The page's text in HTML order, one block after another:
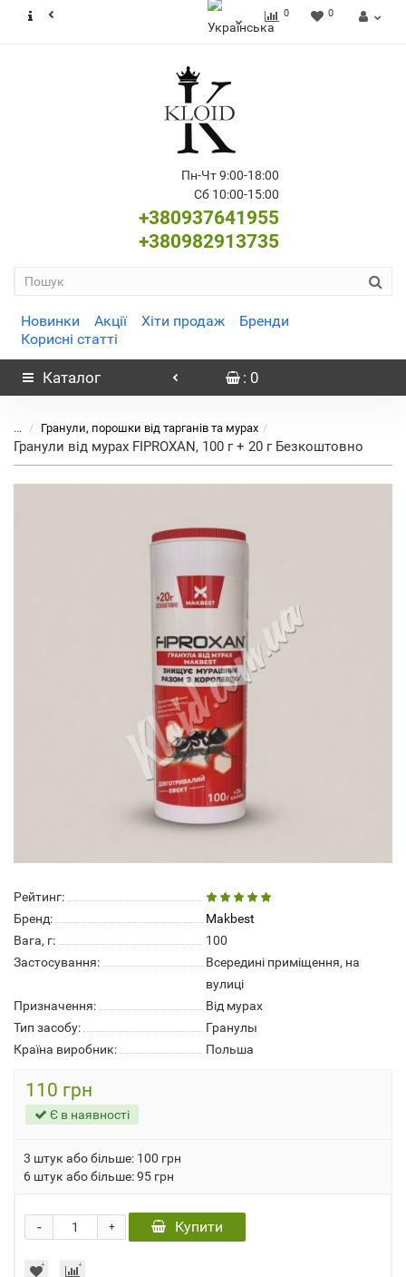
0 0
Пн-Чт 9:00-18:00
Сб 10:00-15:00
+380937641955
+380982913735
Новинки Акції Хіти продаж
Бренди
Корисні статті
Каталог : 0
... Гранули, порошки від тарганів та мурах
Гранули від мурах FIPROXAN, 100 г + 20 г Безкоштовно
Рейтинг:
Бренд:
Makbest
Вага, г:
100
Застосування:
Всередині приміщення, на
вулиці
Призначення:
Від мурах
Тип засобу:
Гранулы
Країна виробник:
Польша
110 грн
Є в наявності
3 штук або більше: 100 грн
6 штук або більше: 95 грн
+
- Купити